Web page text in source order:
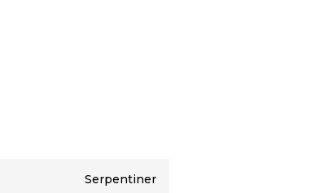
som ekstra pynt på
passer godt ind
pynt. De er nemme at
hænger dem, hvor
Serpentiner